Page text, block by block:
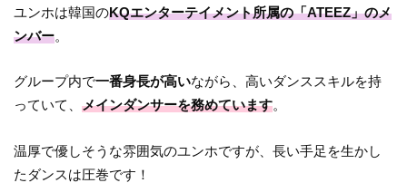
ユンホは韓国のKQエンターテイメント所属の「ATEEZ」のメ
ンバー。
グループ内で一番身長が高いながら、高いダンススキルを持
っていて、メインダンサーを務めています。
温厚で優しそうな雰囲気のユンホですが、長い手足を生かし
たダンスは圧巻です！